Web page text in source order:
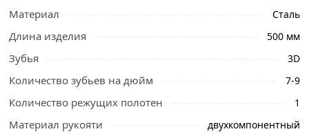
Ознакомьтесь с подробными характеристиками,
описанием и отзывами о товаре, чтобы сделать
правильный выбор и заказать онлайн. Наши
Материал Сталь
Длина изделия 500 мм
Зубья 3D
Количество зубьев на дюйм 7-9
Количество режущих полотен 1
Материал рукояти двухкомпонентный